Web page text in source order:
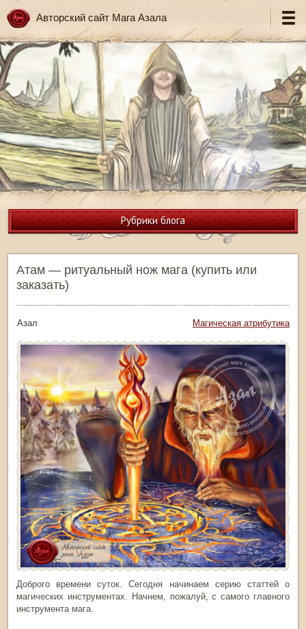
Авторский сайт Мага Азала
Рубрики блога
Атам — ритуальный нож мага (купить или
заказать)
Азал Магическая атрибутика
Доброго времени суток. Сегодня начинаем серию статтей о
магических инструментах. Начнем, пожалуй, с самого главного
инструмента мага.